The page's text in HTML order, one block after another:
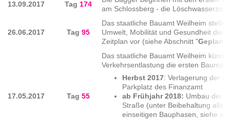
13.09.2017 Tag 174
am Schlossberg - die
26.06.2017 Tag 95
Das staatliche Bauamt Weilheim stellt
Umwelt, Mobilität und Gesundheit die
Zeitplan vor (siehe Abschnitt "
17.05.2017 Tag 55
Das staatliche Bauamt Weilheim
Verkehrsentlastung die ersten
Herbst 2017: Verlagerung der
Parkplatz des Finanzamt
ab Frühjahr 2018: Umbau der
Straße (unter Beibehaltung aller
einseitigen Bauphasen, siehe